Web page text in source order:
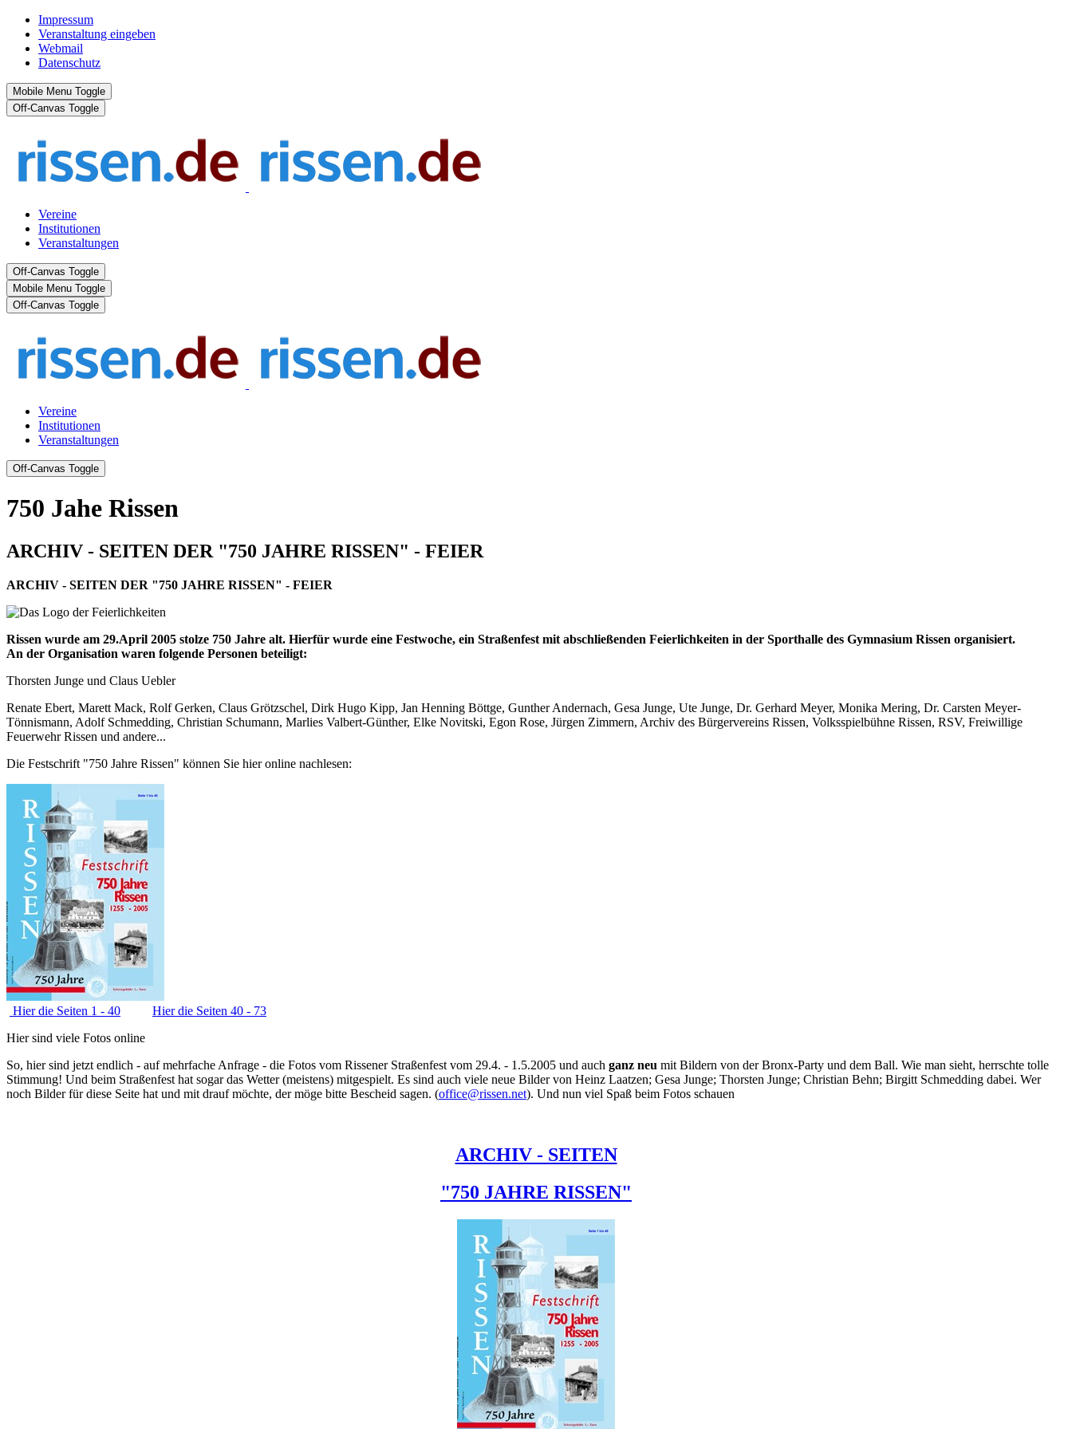
Impressum
Veranstaltung eingeben
Webmail
Datenschutz
Mobile Menu Toggle
Off-Canvas Toggle
Vereine
Institutionen
Veranstaltungen
Off-Canvas Toggle
Mobile Menu Toggle
Off-Canvas Toggle
Vereine
Institutionen
Veranstaltungen
Off-Canvas Toggle
750 Jahe Rissen
ARCHIV - SEITEN DER "750 JAHRE RISSEN" - FEIER
ARCHIV - SEITEN DER "750 JAHRE RISSEN" - FEIER
Rissen wurde am 29.April 2005 stolze 750 Jahre alt. Hierfür wurde eine Festwoche, ein Straßenfest mit abschließenden Feierlichkeiten in der Sporthalle des Gymnasium Rissen organisiert.
An der Organisation waren folgende Personen beteiligt:
Thorsten Junge und Claus Uebler
Renate Ebert, Marett Mack, Rolf Gerken, Claus Grötzschel, Dirk Hugo Kipp, Jan Henning Böttge, Gunther Andernach, Gesa Junge, Ute Junge, Dr. Gerhard Meyer, Monika Mering, Dr. Carsten Meyer-
Tönnismann, Adolf Schmedding, Christian Schumann, Marlies Valbert-Günther, Elke Novitski, Egon Rose, Jürgen Zimmern, Archiv des Bürgervereins Rissen, Volksspielbühne Rissen, RSV, Freiwillige
Feuerwehr Rissen und andere...
Die Festschrift "750 Jahre Rissen" können Sie hier online nachlesen:
Hier die Seiten 1 - 40
Hier die Seiten 40 - 73
Hier sind viele Fotos online
So, hier sind jetzt endlich - auf mehrfache Anfrage - die Fotos vom Rissener Straßenfest vom 29.4. - 1.5.2005 und auch ganz neu mit Bildern von der Bronx-Party und dem Ball. Wie man sieht, herrschte tolle
Stimmung! Und beim Straßenfest hat sogar das Wetter (meistens) mitgespielt. Es sind auch viele neue Bilder von Heinz Laatzen; Gesa Junge; Thorsten Junge; Christian Behn; Birgitt Schmedding dabei. Wer
noch Bilder für diese Seite hat und mit drauf möchte, der möge bitte Bescheid sagen. (office@rissen.net). Und nun viel Spaß beim Fotos schauen
ARCHIV - SEITEN
"750 JAHRE RISSEN"